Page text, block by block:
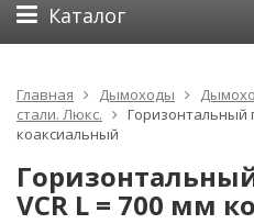
Каталог
Главная Дымоходы
стали. Люкс.
Горизонтальный
коаксиальный
VCR L = 700 мм